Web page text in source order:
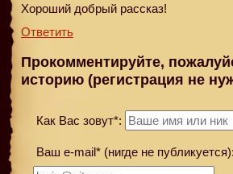
Хороший добрый рассказ!
Ответить
Прокомментируйте,
историю (регистрация не
Как Вас зовут*:
Ваш e-mail* (нигде не публикуется):